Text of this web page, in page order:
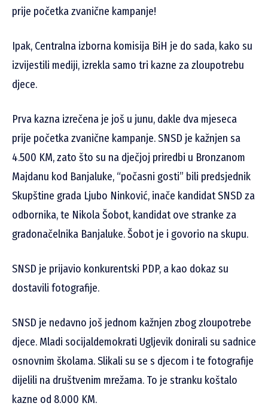
prije početka zvanične kampanje!
Ipak, Centralna izborna komisija BiH je do sada, kako su
izvijestili mediji, izrekla samo tri kazne za zloupotrebu
djece.
Prva kazna izrečena je još u junu, dakle dva mjeseca
prije početka zvanične kampanje. SNSD je kažnjen sa
4.500 KM, zato što su na dječjoj priredbi u Bronzanom
Majdanu kod Banjaluke, “počasni gosti” bili predsjednik
Skupštine grada Ljubo Ninković, inače kandidat SNSD za
odbornika, te Nikola Šobot, kandidat ove stranke za
gradonačelnika Banjaluke. Šobot je i govorio na skupu.
SNSD je prijavio konkurentski PDP, a kao dokaz su
dostavili fotografije.
SNSD je nedavno još jednom kažnjen zbog zloupotrebe
djece. Mladi socijaldemokrati Ugljevik donirali su sadnice
osnovnim školama. Slikali su se s djecom i te fotografije
dijelili na društvenim mrežama. To je stranku koštalo
kazne od 8.000 KM.